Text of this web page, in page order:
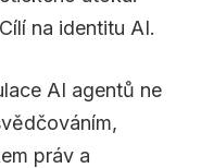
na identitu AI.
AI agentů ne
práv a